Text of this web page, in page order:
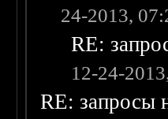
24-2013,
RE:
12-24-
RE: запросы